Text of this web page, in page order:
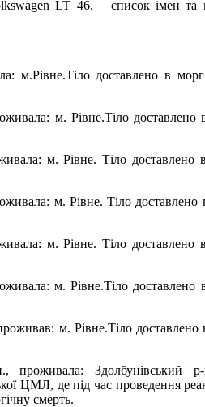
LT 46, список імен та
м.Рівне.Тіло доставлено в
м. Рівне.Тіло доставлено
м. Рівне. Тіло доставлено в
м. Рівне. Тіло доставлено
м. Рівне. Тіло доставлено в
м. Рівне.Тіло доставлено
м. Рівне.Тіло доставлено
Здолбунівський
ЦМЛ, де під час проведення
смерть.